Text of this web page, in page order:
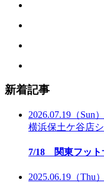
新着記事
2026.07.19 （Sun）
横浜保土ケ谷店
7/18 関東フット
2025.06.19 （Thu）